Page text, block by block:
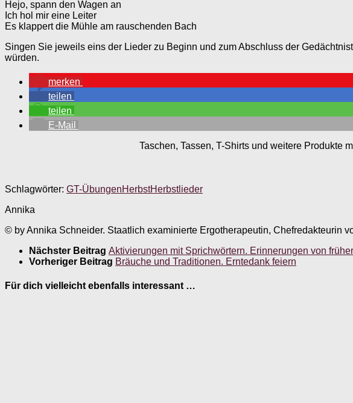
Hejo, spann den Wagen an
Ich hol mir eine Leiter
Es klappert die Mühle am rauschenden Bach
Singen Sie jeweils eins der Lieder zu Beginn und zum Abschluss der
würden.
merken
teilen
teilen
E-Mail
Taschen, Tassen, T-Shirts und weitere Produkte
Schlagwörter: GT-ÜbungenHerbstHerbstlieder
Annika
© by Annika Schneider. Staatlich examinierte Ergotherapeutin, Chefredakteurin
Nächster Beitrag Aktivierungen mit Sprichwörtern. Erinnerungen von
Vorheriger Beitrag Bräuche und Traditionen. Erntedank feiern
Für dich vielleicht ebenfalls interessant …